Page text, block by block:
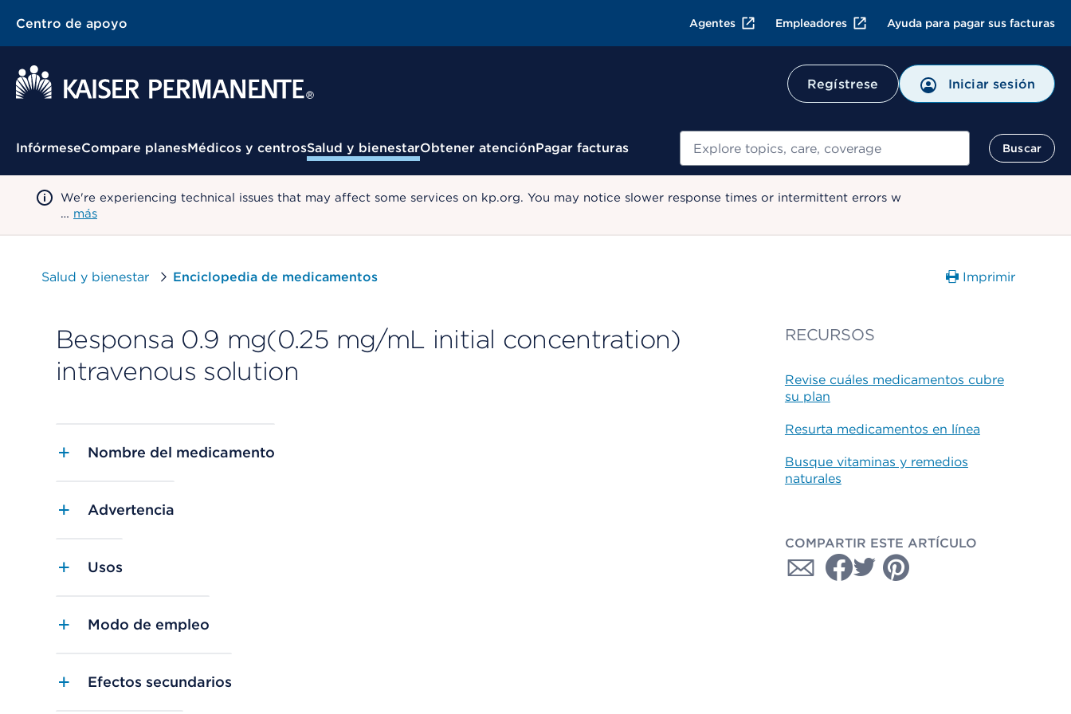
Centro de apoyo Agentes Empleadores Ayuda para pagar sus facturas
Regístrese Iniciar sesión
Menú contextual
InfórmeseCompare planesMédicos y centrosSalud y bienestarObtener atenciónPagar facturas Buscar
We're experiencing technical issues that may affect some services on kp.org. You may notice slower response times or intermittent errors w
… más
Salud y bienestar Enciclopedia de medicamentos Imprimir
Besponsa 0.9 mg(0.25 mg/mL initial concentration)
intravenous solution
Nombre del medicamento
Advertencia
Usos
Modo de empleo
Efectos secundarios
RECURSOS
Revise cuáles medicamentos cubre
su plan
Resurta medicamentos en línea
Busque vitaminas y remedios
naturales
COMPARTIR ESTE ARTÍCULO